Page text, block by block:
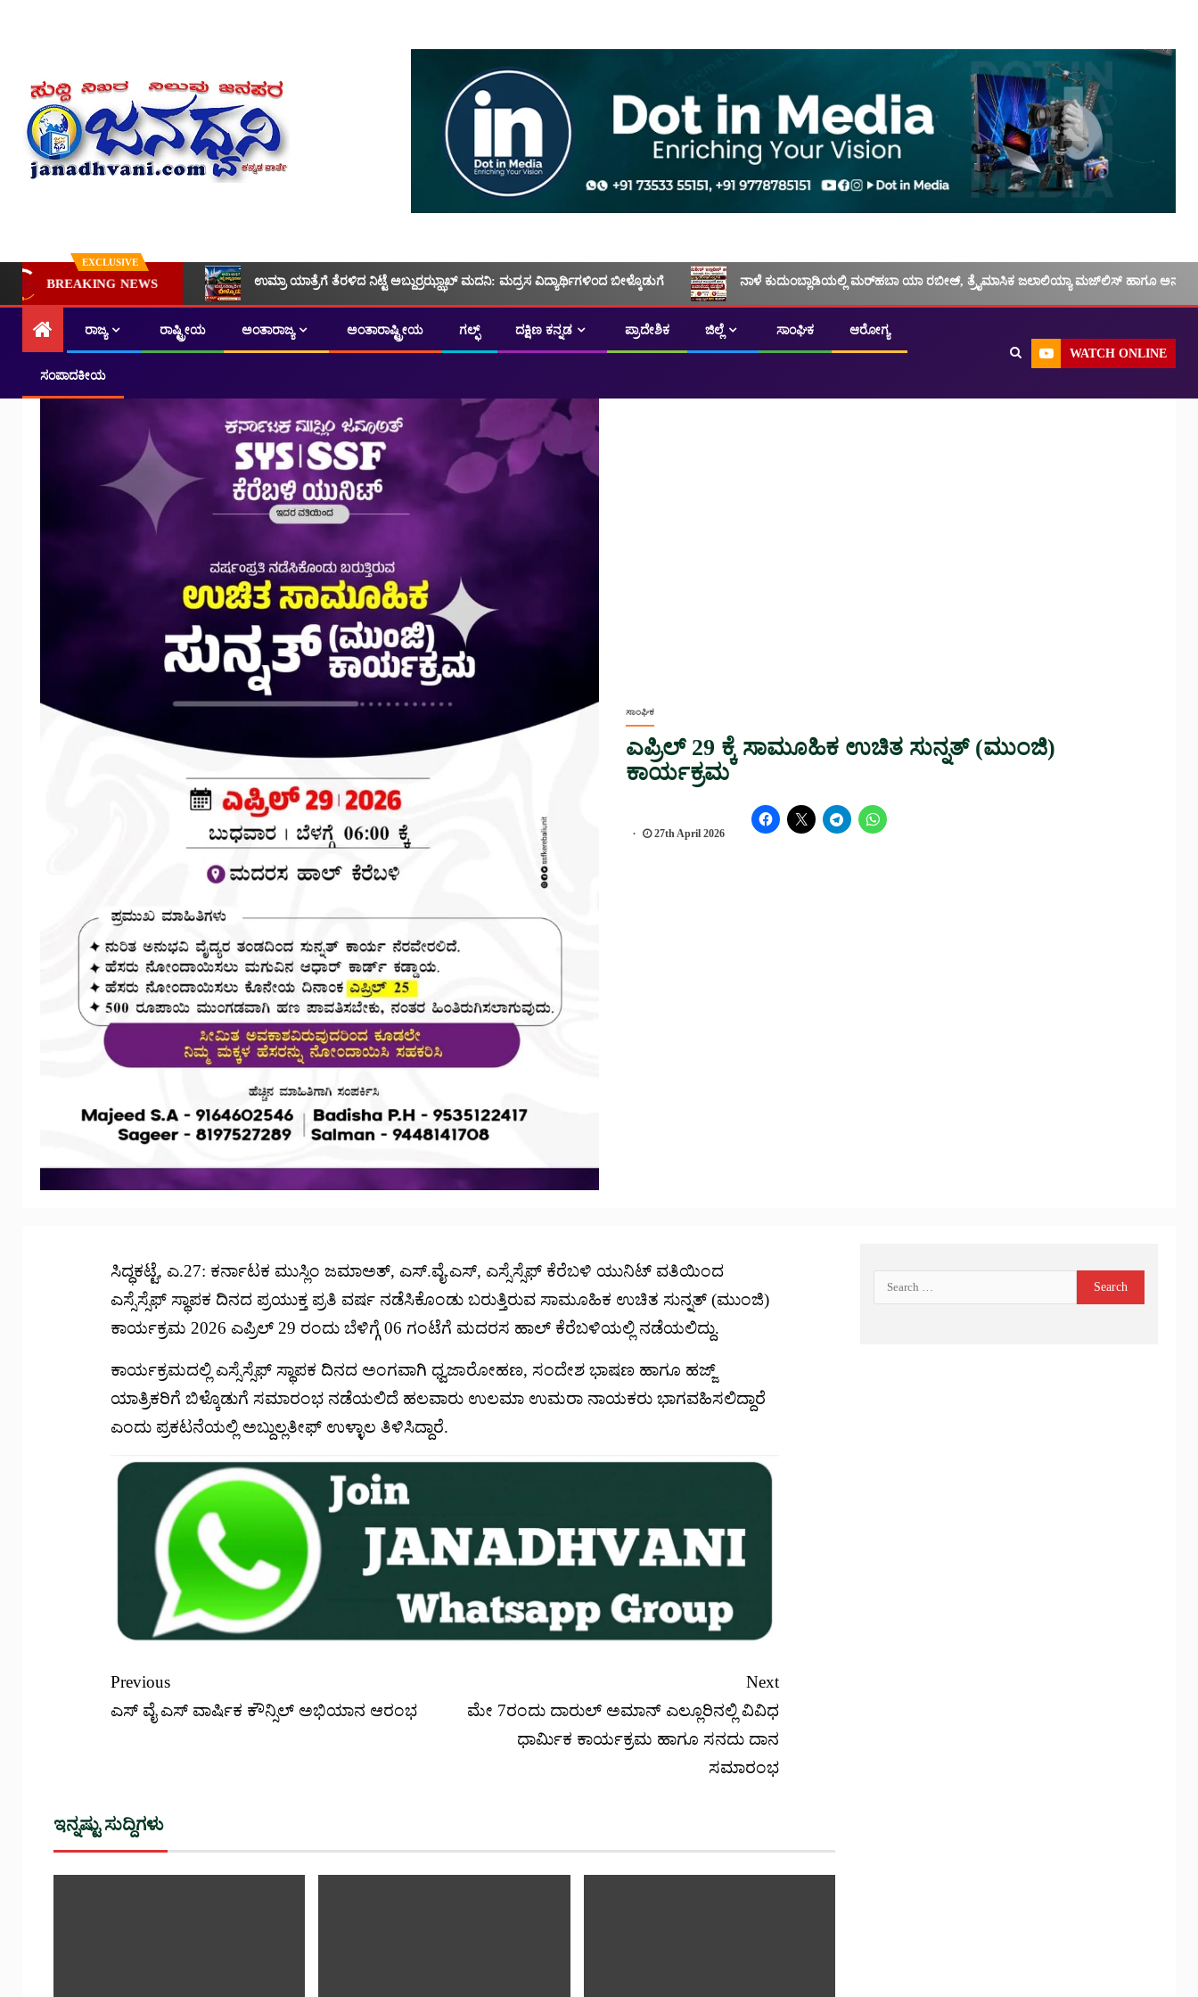
EXCLUSIVE
BREAKING NEWS ಉಮ್ರಾ ಯಾತ್ರೆಗೆ ತೆರಳಿದ ನಿಟ್ಟೆ ಅಬ್ದುರ್ರಝ್ಝಾಖ್ ಮದನಿ: ಮದ್ರಸ ವಿದ್ಯಾರ್ಥಿಗಳಿಂದ ಬೀಳ್ಕೊಡುಗೆ ನಾಳೆ ಕುದುಂಬ್ಲಾಡಿಯಲ್ಲಿ ಮರ್‌‌ಹಬಾ ಯಾ ರಬೀಅ್, ತ್ರೈಮಾಸಿಕ ಜಲಾಲಿಯ್ಯಾ ಮಜ್‌‌ಲಿಸ್‌‌ ಹಾಗೂ
ರಾಜ್ಯ ರಾಷ್ಟ್ರೀಯ ಅಂತಾರಾಜ್ಯ ಅಂತಾರಾಷ್ಟ್ರೀಯ ಗಲ್ಫ್ ದಕ್ಷಿಣ ಕನ್ನಡ ಪ್ರಾದೇಶಿಕ ಜಿಲ್ಲೆ ಸಾಂಘಿಕ ಆರೋಗ್ಯ
ಸಂಪಾದಕೀಯ
WATCH ONLINE
ಸಾಂಘಿಕ
ಎಪ್ರಿಲ್ 29 ಕ್ಕೆ ಸಾಮೂಹಿಕ ಉಚಿತ ಸುನ್ನತ್ (ಮುಂಜಿ)
ಕಾರ್ಯಕ್ರಮ
27th April 2026
ಸಿದ್ಧಕಟ್ಟೆ, ಎ.27: ಕರ್ನಾಟಕ ಮುಸ್ಲಿಂ ಜಮಾಅತ್, ಎಸ್.ವೈ.ಎಸ್, ಎಸ್ಸೆಸ್ಸೆಫ್ ಕೆರೆಬಳಿ ಯುನಿಟ್ ವತಿಯಿಂದ
ಎಸ್ಸೆಸ್ಸೆಫ್ ಸ್ಥಾಪಕ ದಿನದ ಪ್ರಯುಕ್ತ ಪ್ರತಿ ವರ್ಷ ನಡೆಸಿಕೊಂಡು ಬರುತ್ತಿರುವ ಸಾಮೂಹಿಕ ಉಚಿತ ಸುನ್ನತ್ (ಮುಂಜಿ)
ಕಾರ್ಯಕ್ರಮ 2026 ಎಪ್ರಿಲ್ 29 ರಂದು ಬೆಳಿಗ್ಗೆ 06 ಗಂಟೆಗೆ ಮದರಸ ಹಾಲ್ ಕೆರೆಬಳಿಯಲ್ಲಿ ನಡೆಯಲಿದ್ದು.
ಕಾರ್ಯಕ್ರಮದಲ್ಲಿ ಎಸ್ಸೆಸ್ಸೆಫ್ ಸ್ಥಾಪಕ ದಿನದ ಅಂಗವಾಗಿ ಧ್ವಜಾರೋಹಣ, ಸಂದೇಶ ಭಾಷಣ ಹಾಗೂ ಹಜ್ಜ್
ಯಾತ್ರಿಕರಿಗೆ ಬಿಳ್ಕೊಡುಗೆ ಸಮಾರಂಭ ನಡೆಯಲಿದೆ ಹಲವಾರು ಉಲಮಾ ಉಮರಾ ನಾಯಕರು ಭಾಗವಹಿಸಲಿದ್ದಾರೆ
ಎಂದು ಪ್ರಕಟನೆಯಲ್ಲಿ ಅಬ್ದುಲ್ಲತೀಫ್ ಉಳ್ಳಾಲ ತಿಳಿಸಿದ್ದಾರೆ.
Previous
ಎಸ್ ವೈ ಎಸ್ ವಾರ್ಷಿಕ ಕೌನ್ಸಿಲ್ ಅಭಿಯಾನ ಆರಂಭ
Next
​ಮೇ 7ರಂದು ದಾರುಲ್ ಅಮಾನ್ ಎಲ್ಲೂರಿನಲ್ಲಿ ವಿವಿಧ
ಧಾರ್ಮಿಕ ಕಾರ್ಯಕ್ರಮ ಹಾಗೂ ಸನದು ದಾನ
ಸಮಾರಂಭ
ಇನ್ನಷ್ಟು ಸುದ್ದಿಗಳು